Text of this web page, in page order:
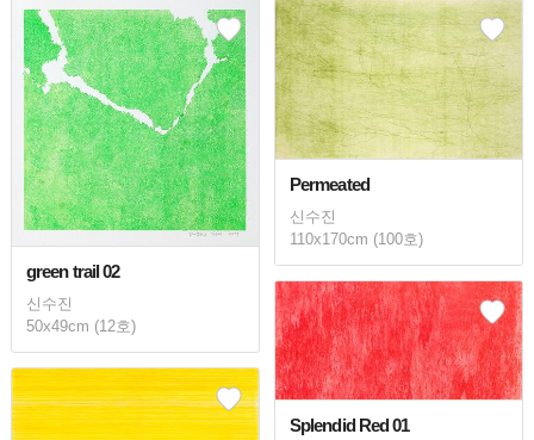
green trail 02
신수진
50x49cm (12호)
Permeated
신수진
110x170cm (100호)
Splendid Red 01